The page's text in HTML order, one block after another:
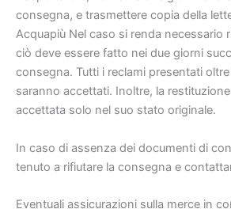
consegna, e trasmettere copia della
Acquapiù Nel caso si renda necessario
ciò deve essere fatto nei due giorni
consegna. Tutti i reclami presentati
saranno accettati. Inoltre, la
accettata solo nel suo stato originale.
In caso di assenza dei documenti di
tenuto a rifiutare la consegna e
Eventuali assicurazioni sulla merce in